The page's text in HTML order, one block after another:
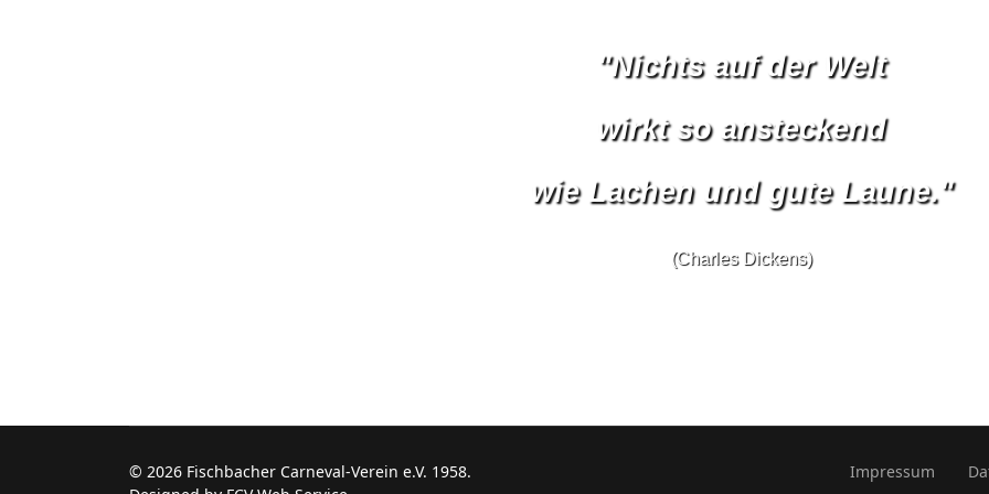
"Nichts auf der Welt
wirkt so ansteckend
wie Lachen und gute Laune."
(Charles Dickens)
© 2026 Fischbacher Carneval-Verein e.V. 1958.
Impressum